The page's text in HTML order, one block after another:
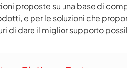
proposte su una base di
e per le soluzioni che
di dare il miglior supporto